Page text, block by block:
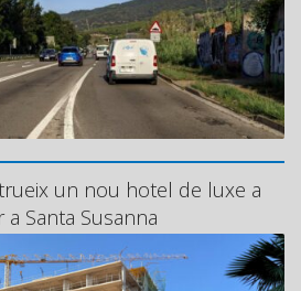
un nou hotel de luxe a
Santa Susanna